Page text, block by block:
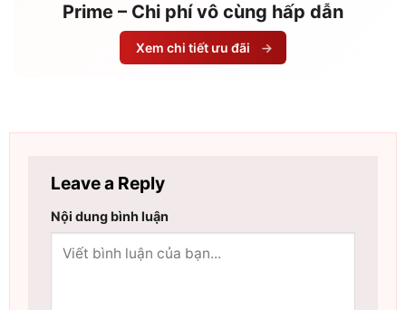
Prime – Chi phí vô cùng hấp dẫn
Xem chi tiết ưu đãi →
Leave a Reply
Nội dung bình luận